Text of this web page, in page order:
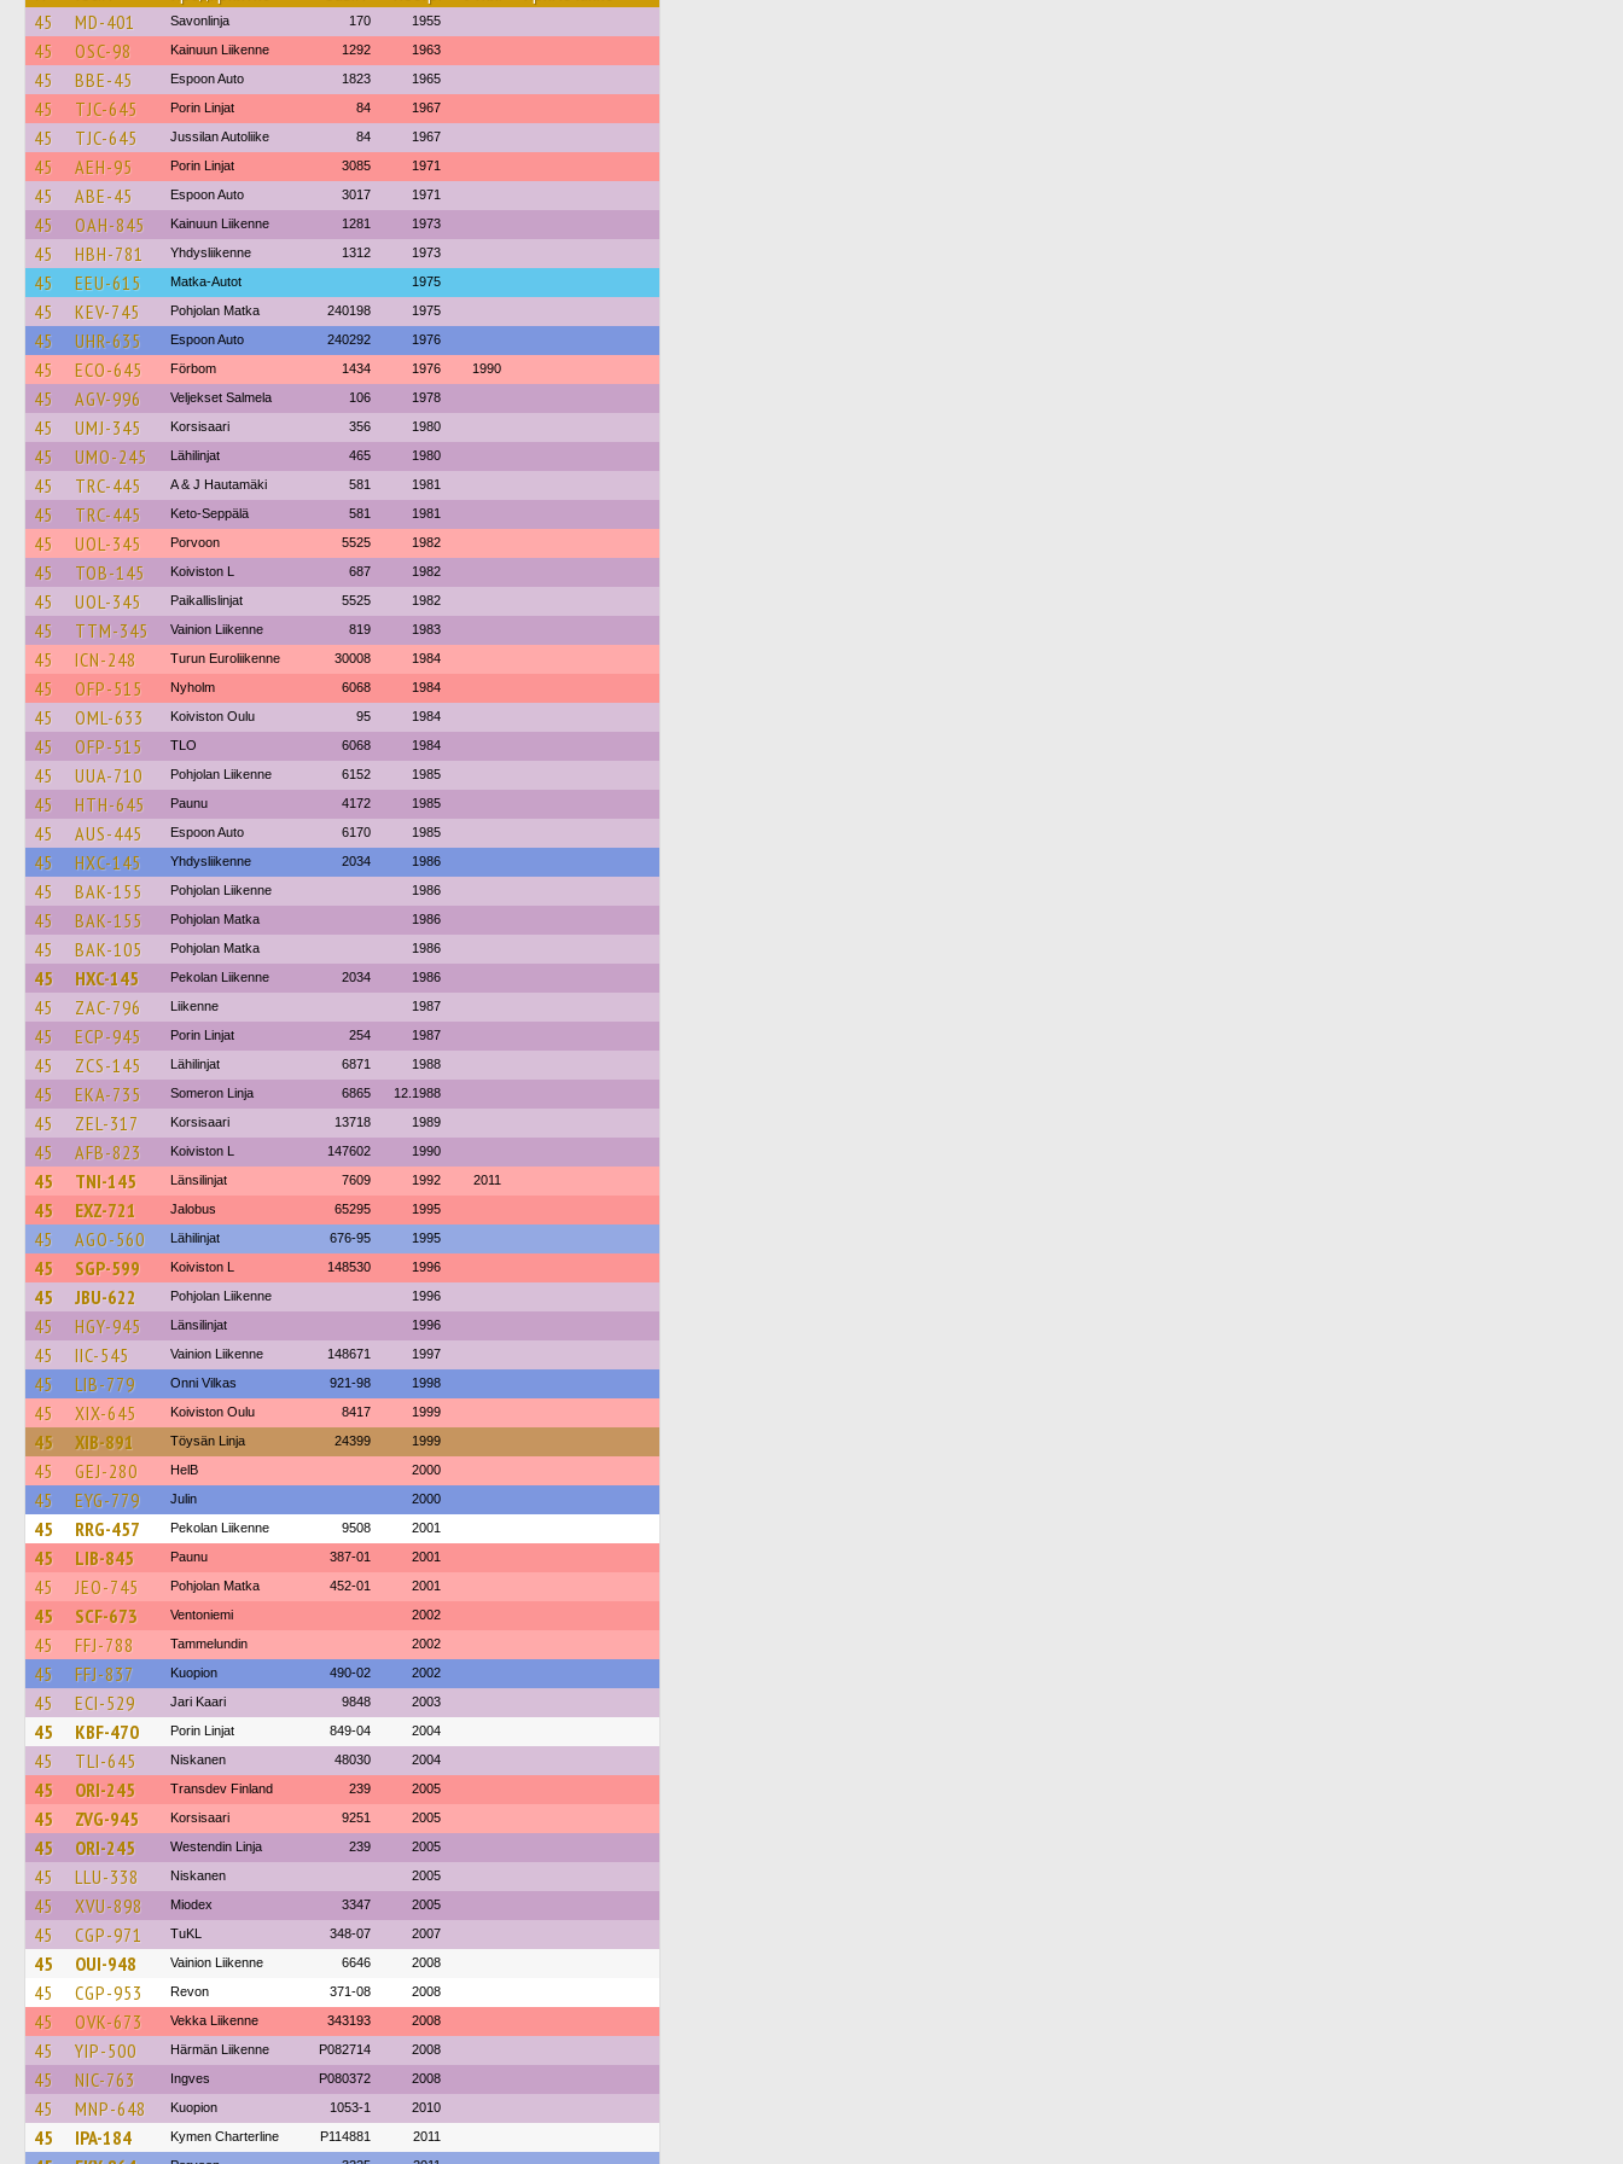
45 MD-401 Savonlinja 170 1955
45 OSC-98 Kainuun Liikenne 1292 1963
45 BBE-45 Espoon Auto 1823 1965
45 TJC-645 Porin Linjat 84 1967
45 TJC-645 Jussilan Autoliike 84 1967
45 AEH-95 Porin Linjat 3085 1971
45 ABE-45 Espoon Auto 3017 1971
45 OAH-845 Kainuun Liikenne 1281 1973
45 HBH-781 Yhdysliikenne 1312 1973
45 EEU-615 Matka-Autot 1975
45 KEV-745 Pohjolan Matka 240198 1975
45 UHR-635 Espoon Auto 240292 1976
45 ECO-645 Förbom 1434 1976 1990
45 AGV-996 Veljekset Salmela 106 1978
45 UMJ-345 Korsisaari 356 1980
45 UMO-245 Lähilinjat 465 1980
45 TRC-445 A & J Hautamäki 581 1981
45 TRC-445 Keto-Seppälä 581 1981
45 UOL-345 Porvoon 5525 1982
45 TOB-145 Koiviston L 687 1982
45 UOL-345 Paikallislinjat 5525 1982
45 TTM-345 Vainion Liikenne 819 1983
45 ICN-248 Turun Euroliikenne 30008 1984
45 OFP-515 Nyholm 6068 1984
45 OML-633 Koiviston Oulu 95 1984
45 OFP-515 TLO 6068 1984
45 UUA-710 Pohjolan Liikenne 6152 1985
45 HTH-645 Paunu 4172 1985
45 AUS-445 Espoon Auto 6170 1985
45 HXC-145 Yhdysliikenne 2034 1986
45 BAK-155 Pohjolan Liikenne 1986
45 BAK-155 Pohjolan Matka 1986
45 BAK-105 Pohjolan Matka 1986
45 HXC-145 Pekolan Liikenne 2034 1986
45 ZAC-796 Liikenne 1987
45 ECP-945 Porin Linjat 254 1987
45 ZCS-145 Lähilinjat 6871 1988
45 EKA-735 Someron Linja 6865 12.1988
45 ZEL-317 Korsisaari 13718 1989
45 AFB-823 Koiviston L 147602 1990
45 TNI-145 Länsilinjat 7609 1992 2011
45 EXZ-721 Jalobus 65295 1995
45 AGO-560 Lähilinjat 676-95 1995
45 SGP-599 Koiviston L 148530 1996
45 JBU-622 Pohjolan Liikenne 1996
45 HGY-945 Länsilinjat 1996
45 IIC-545 Vainion Liikenne 148671 1997
45 LIB-779 Onni Vilkas 921-98 1998
45 XIX-645 Koiviston Oulu 8417 1999
45 XIB-891 Töysän Linja 24399 1999
45 GEJ-280 HelB 2000
45 EYG-779 Julin 2000
45 RRG-457 Pekolan Liikenne 9508 2001
45 LIB-845 Paunu 387-01 2001
45 JEO-745 Pohjolan Matka 452-01 2001
45 SCF-673 Ventoniemi 2002
45 FFJ-788 Tammelundin 2002
45 FFJ-837 Kuopion 490-02 2002
45 ECI-529 Jari Kaari 9848 2003
45 KBF-470 Porin Linjat 849-04 2004
45 TLI-645 Niskanen 48030 2004
45 ORI-245 Transdev Finland 239 2005
45 ZVG-945 Korsisaari 9251 2005
45 ORI-245 Westendin Linja 239 2005
45 LLU-338 Niskanen 2005
45 XVU-898 Miodex 3347 2005
45 CGP-971 TuKL 348-07 2007
45 OUI-948 Vainion Liikenne 6646 2008
45 CGP-953 Revon 371-08 2008
45 OVK-673 Vekka Liikenne 343193 2008
45 YIP-500 Härmän Liikenne P082714 2008
45 NIC-763 Ingves P080372 2008
45 MNP-648 Kuopion 1053-1 2010
45 IPA-184 Kymen Charterline P114881 2011